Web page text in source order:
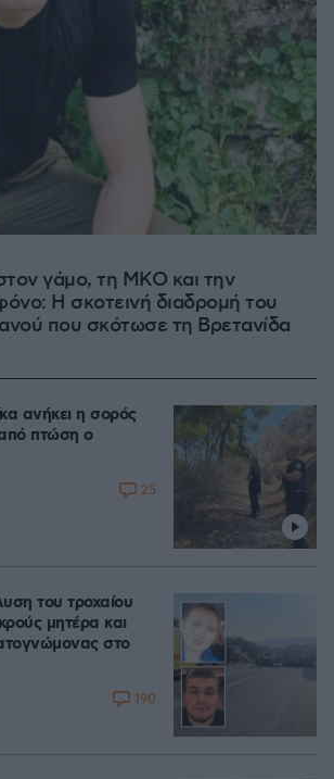
γάμο, τη ΜΚΟ και την
Η σκοτεινή διαδρομή του
που σκότωσε τη Βρετανίδα
ανήκει η σορός
πτώση ο
25
του τροχαίου
μητέρα και
στο
190